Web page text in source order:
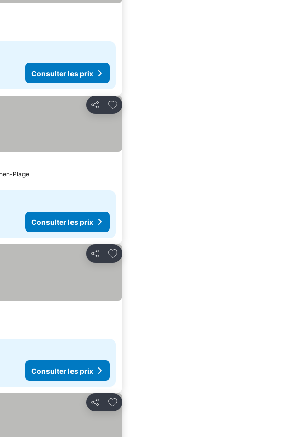
Consulter les prix
Partager
Ajouter à mes favoris
Plage
Consulter les prix
Partager
Ajouter à mes favoris
Consulter les prix
Partager
Ajouter à mes favoris